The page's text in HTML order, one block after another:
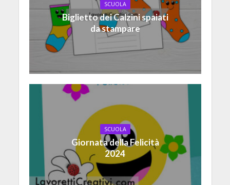
SCUOLA
Biglietto dei Calzini spaiati
da stampare
SCUOLA
Giornata della Felicità
2024